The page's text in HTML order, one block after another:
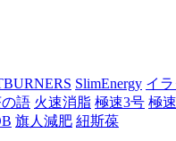
SlimEnergy イ
語 火速消脂 極速3号 極
旗人減肥 紐斯葆